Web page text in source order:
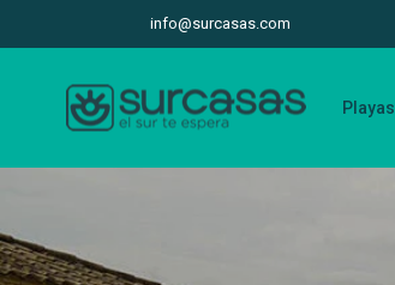
info@surcasas.com
Playas